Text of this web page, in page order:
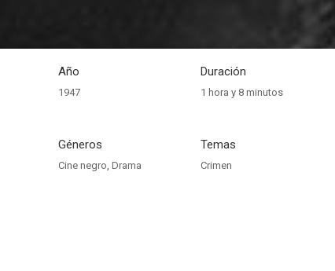
Año
1947
Duración
1 hora y 8 minutos
Géneros
Cine negro, Drama
Temas
Crimen